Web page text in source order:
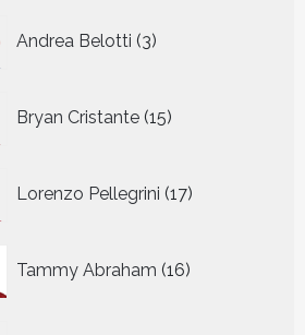
Andrea Belotti 3
producten
Bryan Cristante 15
producten
Lorenzo Pellegrini 17
producten
Tammy Abraham 16
producten